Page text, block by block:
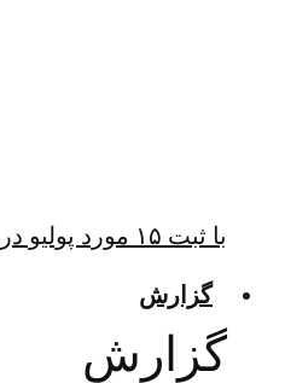
با ثبت ۱۵ مورد پولیو در کشور افغانستان در صدر ابتلا به پولیو قرار دارد
گزارش
گزارش